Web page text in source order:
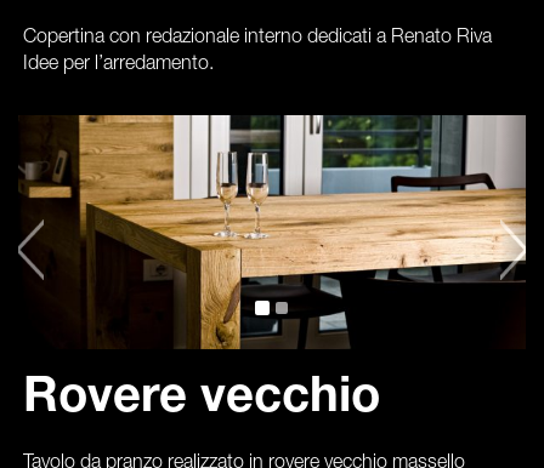
Copertina con redazionale interno dedicati a Renato Riva
Idee per l’arredamento.
Rovere vecchio